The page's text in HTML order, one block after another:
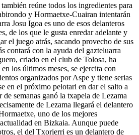
reúne todos los ingredientes para
y Hormaetxe-Cuairan intentarán
Josu Igoa es uno de esos delanteros
de los que le gusta enredar adelante y
el juego atrás, sacando provecho de sus
contará con la ayuda del gazteluarra
criado en el club de Tolosa, ha
los últimos meses, se ejercita con
organizados por Aspe y tiene serias
en el próximo pelotari en dar el salto a
semanas ganó la txapela de Lezama
de Lezama llegará el delantero
uno de los mejores
en Bizkaia. Aunque puede
el del Txorierri es un delantero de